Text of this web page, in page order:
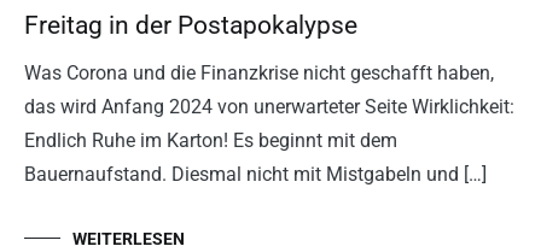
Freitag in der Postapokalypse
Was Corona und die Finanzkrise nicht geschafft haben,
das wird Anfang 2024 von unerwarteter Seite Wirklichkeit:
Endlich Ruhe im Karton! Es beginnt mit dem
Bauernaufstand. Diesmal nicht mit Mistgabeln und […]
WEITERLESEN